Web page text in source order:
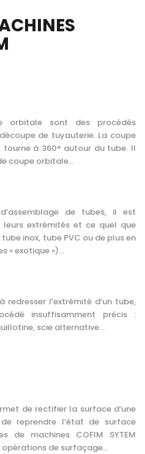
orbitale sont des procédés
de tuyauterie. La coupe
à 360° autour du tube. Il
coupe orbitale...
de tubes, il est
leurs extrémités et ce quel que
inox, tube PVC ou de plus en
« exotique »)...
l’extrémité d’un tube,
insuffisamment précis :
scie alternative...
de rectifier la surface d’une
reprendre l’état de surface
de machines COFIM SYTEM
de surfaçage...